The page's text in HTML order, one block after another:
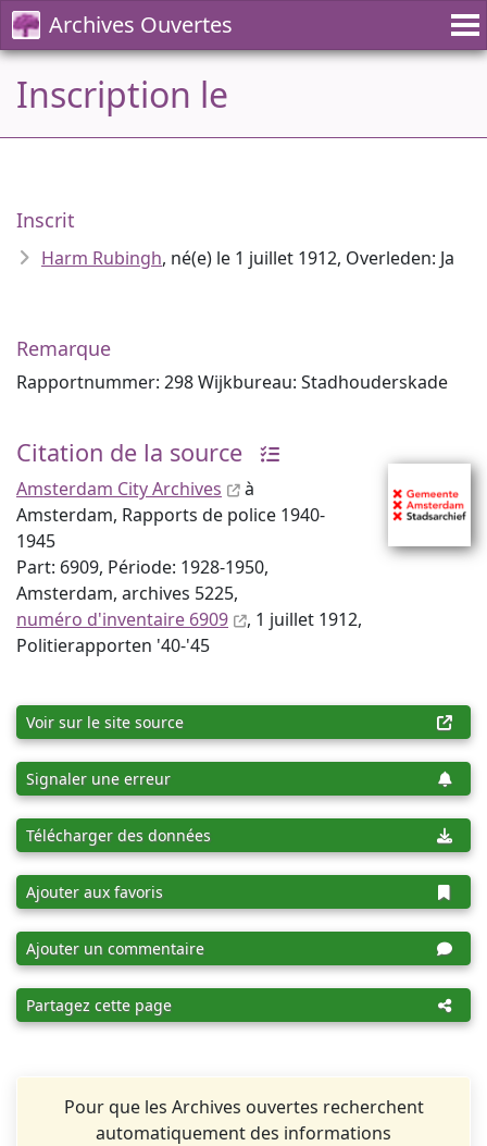
Archives Ouvertes
Inscription le
Inscrit
Harm Rubingh, né(e) le 1 juillet 1912, Overleden: Ja
Remarque
Rapportnummer: 298 Wijkbureau: Stadhouderskade
Citation de la source
Amsterdam City Archives
à
Amsterdam, Rapports de police 1940-
1945
Part: 6909, Période: 1928-1950,
Amsterdam, archives 5225,
numéro d'inventaire 6909
, 1 juillet 1912,
Politierapporten '40-'45
Voir sur le site source
Signaler une erreur
Télécharger des données
Ajouter aux favoris
Ajouter un commentaire
Partagez cette page
Pour que les Archives ouvertes recherchent
automatiquement des informations